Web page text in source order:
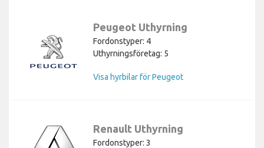
Peugeot Uthyrning
Fordonstyper: 4
Uthyrningsföretag: 5
Visa hyrbilar för Peugeot
Renault Uthyrning
Fordonstyper: 3